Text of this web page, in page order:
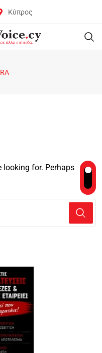
Κύπρος
looking for. Perhaps